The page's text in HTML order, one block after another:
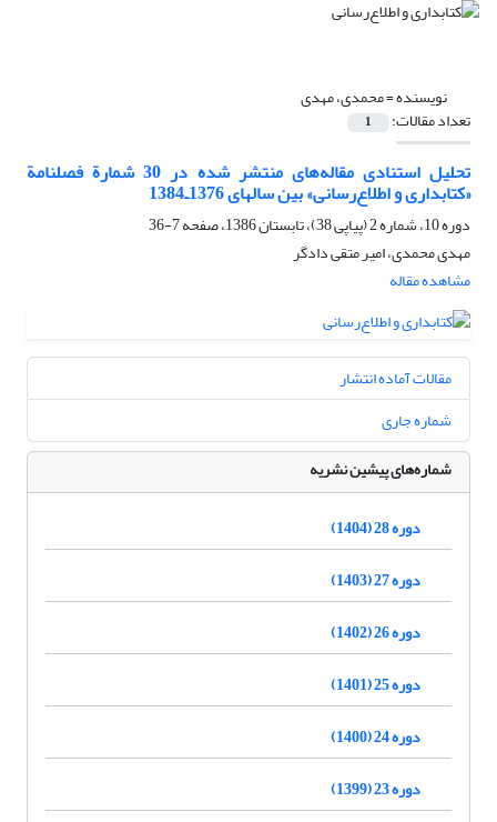
نویسنده =محمدی، مهدی
تعداد مقالات: 1
تحلیل استنادی مقاله‌های منتشر شده در 30 شمارة فصلنامة
«کتابداری و اطلاع‌رسانی» بین سالهای 1376ـ1384
دوره 10، شماره 2 (پیاپی 38)، تابستان 1386، صفحه
7-36
مهدی محمدی، امیر متقی دادگر
مشاهده مقاله
مقالات آماده انتشار
شماره جاری
شماره‌های پیشین نشریه
دوره 28 (1404)
دوره 27 (1403)
دوره 26 (1402)
دوره 25 (1401)
دوره 24 (1400)
دوره 23 (1399)